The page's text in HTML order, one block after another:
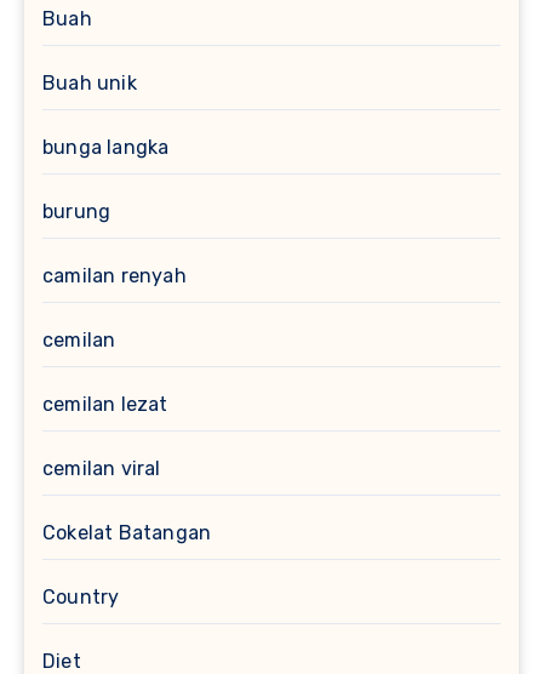
Buah
Buah unik
bunga langka
burung
camilan renyah
cemilan
cemilan lezat
cemilan viral
Cokelat Batangan
Country
Diet